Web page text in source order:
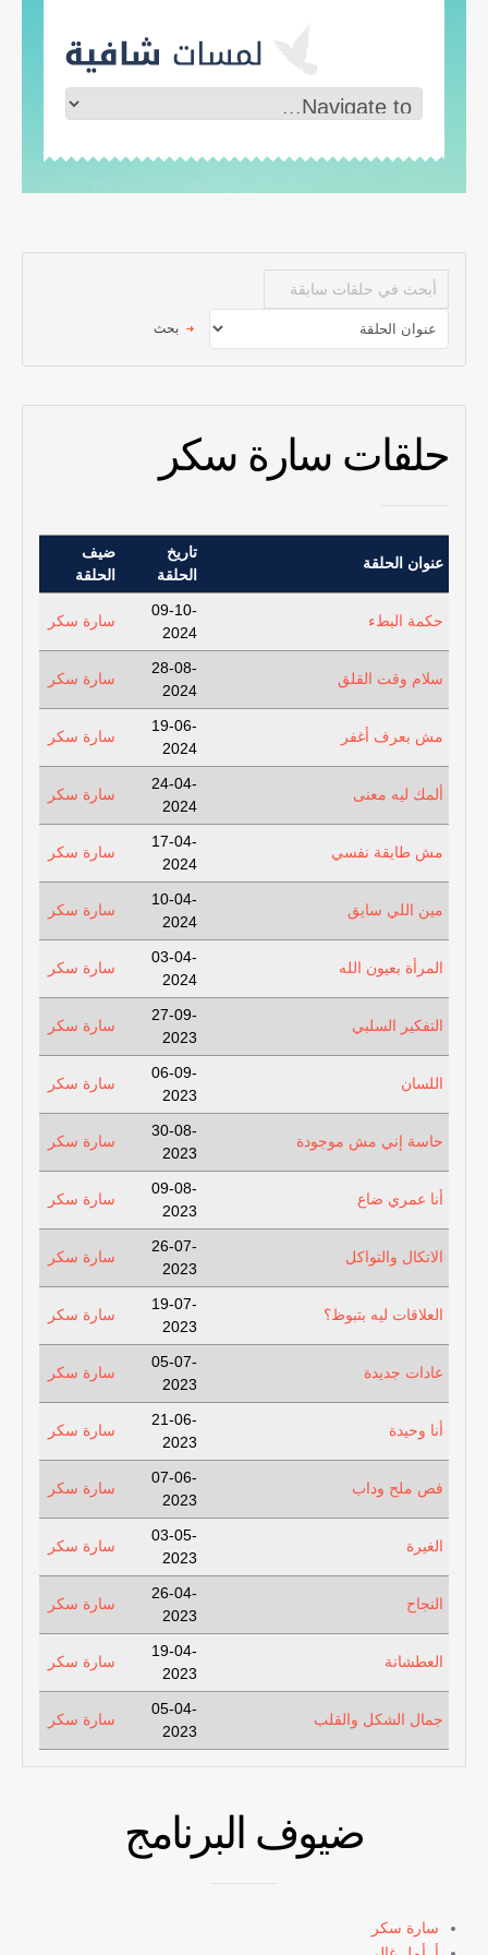
حلقات سارة سكر
عنوان الحلقة
تاريخ
الحلقة
ضيف
الحلقة
حكمة البطء
09-10-
2024
سارة سكر
سلام وقت القلق
28-08-
2024
سارة سكر
مش بعرف أغفر
19-06-
2024
سارة سكر
ألمك ليه معنى
24-04-
2024
سارة سكر
مش طايقة نفسي
17-04-
2024
سارة سكر
مين اللي سايق
10-04-
2024
سارة سكر
المرأة بعيون الله
03-04-
2024
سارة سكر
التفكير السلبي
27-09-
2023
سارة سكر
اللسان
06-09-
2023
سارة سكر
حاسة إني مش موجودة
30-08-
2023
سارة سكر
أنا عمري ضاع
09-08-
2023
سارة سكر
الاتكال والتواكل
26-07-
2023
سارة سكر
العلاقات ليه بتبوظ؟
19-07-
2023
سارة سكر
عادات جديدة
05-07-
2023
سارة سكر
أنا وحيدة
21-06-
2023
سارة سكر
فص ملح وداب
07-06-
2023
سارة سكر
الغيرة
03-05-
2023
سارة سكر
النجاح
26-04-
2023
سارة سكر
العطشانة
19-04-
2023
سارة سكر
جمال الشكل والقلب
05-04-
2023
سارة سكر
ضيوف البرنامج
سارة سكر